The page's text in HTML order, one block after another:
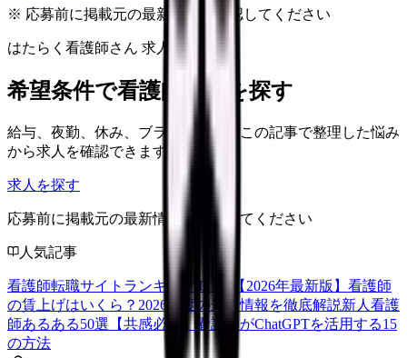
※ 応募前に掲載元の最新情報を確認してください
はたらく看護師さん 求人
希望条件で看護師求人を探す
給与、夜勤、休み、ブランクなど、この記事で整理した悩み
から求人を確認できます。
求人を探す
応募前に掲載元の最新情報を確認してください
人気記事
看護師転職サイトランキングTOP5【2026年最新版】 看護師
の賃上げはいくら？2026年度の最新情報を徹底解説新人看護
師あるある50選【共感必至】 看護師がChatGPTを活用する15
の方法